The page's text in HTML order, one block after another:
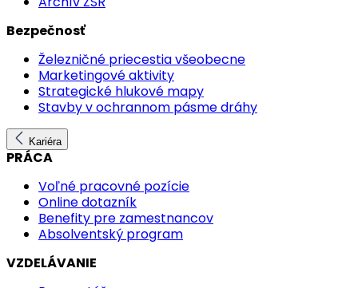
Bezpečnosť
Železničné priecestia všeobecne
Marketingové aktivity
Strategické hlukové mapy
Stavby v ochrannom pásme dráhy
Kariéra
PRÁCA
Voľné pracovné pozície
Online dotazník
Benefity pre zamestnancov
Absolventský program
VZDELÁVANIE